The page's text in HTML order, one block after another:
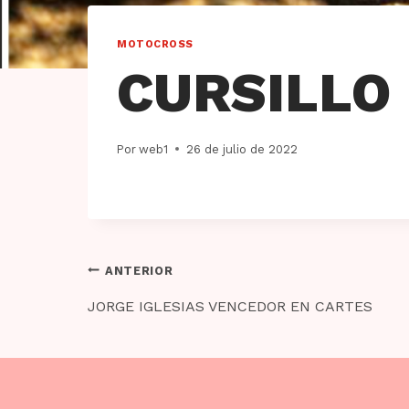
MOTOCROSS
Por web1 26 de julio de 2022
Navegación
de
ANTERIOR
JORGE IGLESIAS VENCEDOR EN CARTES